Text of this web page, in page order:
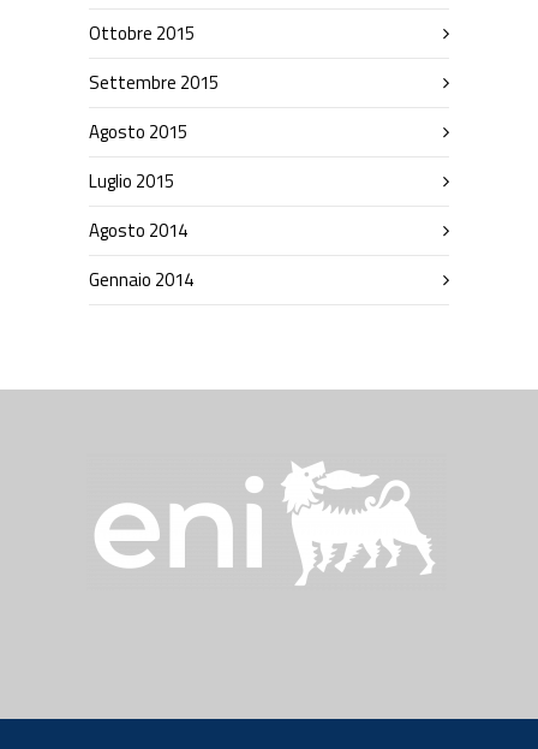
Ottobre 2015
Settembre 2015
Agosto 2015
Luglio 2015
Agosto 2014
Gennaio 2014